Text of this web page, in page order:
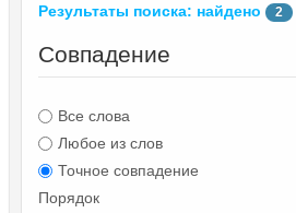
Результаты поиска: найдено 2
Совпадение
Все слова
Любое из слов
Точное совпадение
Порядок